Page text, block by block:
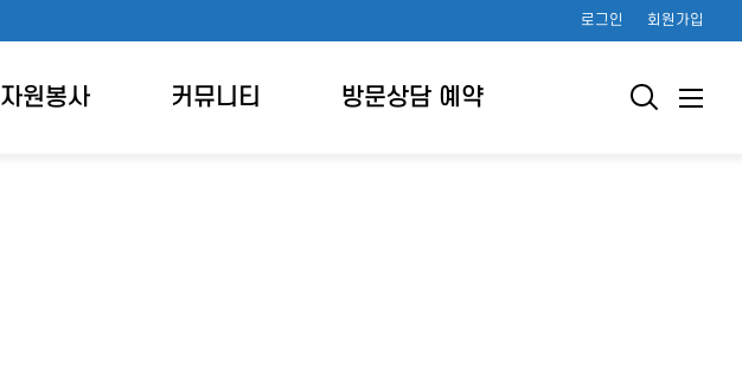
로그인 회원가입
자원봉사 커뮤니티 방문상담 예약